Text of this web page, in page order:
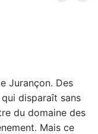
Jurançon. Des
disparaît sans
du domaine des
Mais ce